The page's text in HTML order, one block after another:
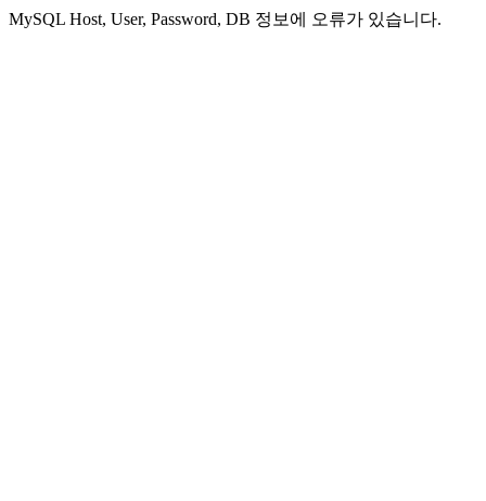
MySQL Host, User, Password, DB 정보에 오류가 있습니다.